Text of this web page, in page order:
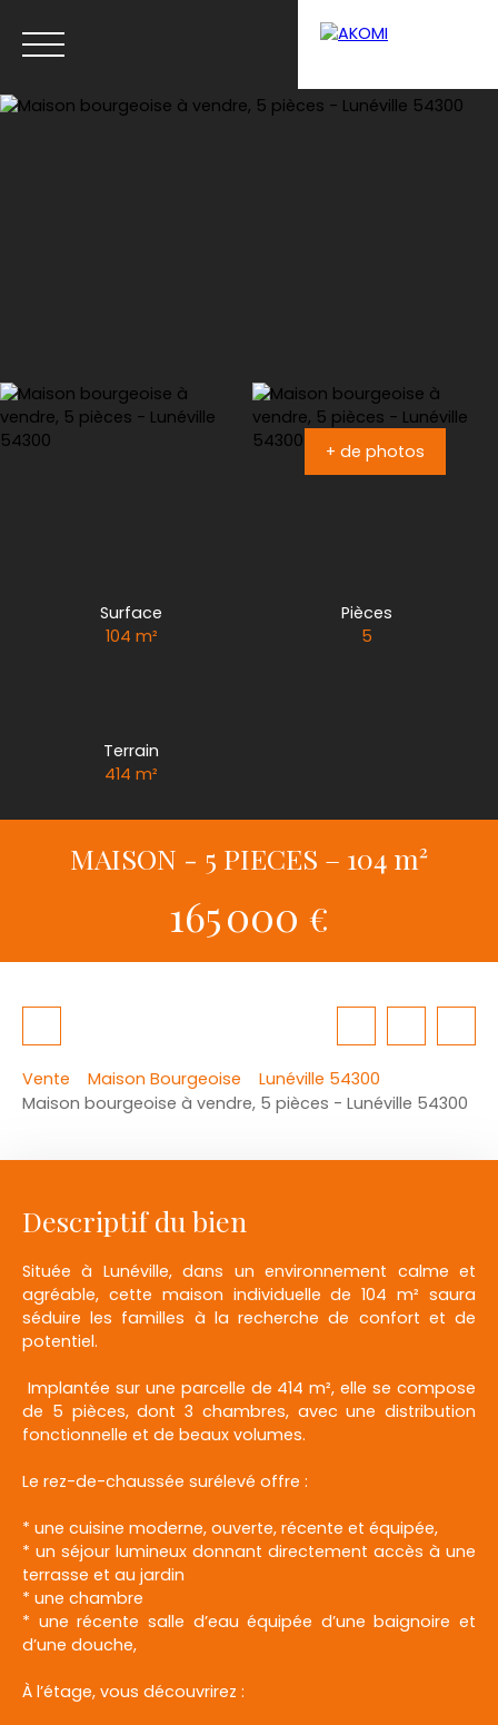
+ de photos
Surface
104 m²
Pièces
5
Terrain
414m²
MAISON - 5 PIECES – 104 m²
165 000 €
Vente Maison Bourgeoise
Lunéville 54300
Maison bourgeoise à vendre, 5 pièces - Lunéville 54300
Descriptif du bien
Située à Lunéville, dans un environnement calme et
agréable, cette maison individuelle de 104 m² saura
séduire les familles à la recherche de confort et de
potentiel.
Implantée sur une parcelle de 414 m², elle se compose
de 5 pièces, dont 3 chambres, avec une distribution
fonctionnelle et de beaux volumes.
Le rez-de-chaussée surélevé offre :
* une cuisine moderne, ouverte, récente et équipée,
* un séjour lumineux donnant directement accès à une
terrasse et au jardin
* une chambre
* une récente salle d’eau équipée d’une baignoire et
d’une douche,
À l’étage, vous découvrirez :